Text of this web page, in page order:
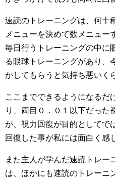
速読のトレーニングは、何十
メニューを決めて数メニュー
毎日行うトレーニングの中に
る眼球トレーニングがあり、
かしてもらうと気持ち悪いく
ここまでできるようになるだ
り、両目０．０１以下だった
が、視力回復が目的としてで
回復した事が私には面白く感
また主人が学んだ速読トレー
は、ほかにも速読のトレーニ